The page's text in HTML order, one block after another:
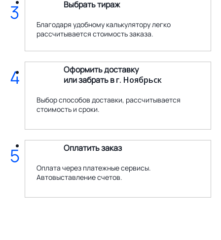
Выбрать тираж
Благодаря удобному калькулятору легко
рассчитывается стоимость заказа.
3
Оформить доставку
или забрать вг. Ноябрьск
Выбор способов доставки, рассчитывается
стоимость и сроки.
4
Оплатить заказ
Оплата через платежные сервисы.
Автовыставление счетов.
5